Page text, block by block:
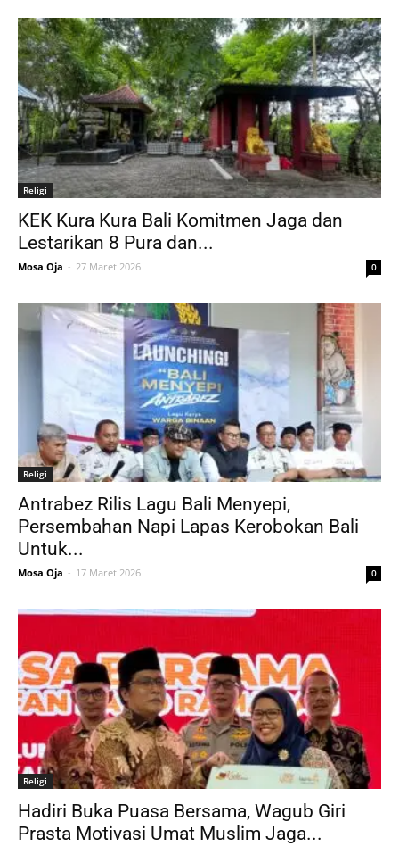
Religi
KEK Kura Kura Bali Komitmen Jaga dan
Lestarikan 8 Pura dan...
Mosa Oja - 27 Maret 2026 0
Religi
Antrabez Rilis Lagu Bali Menyepi,
Persembahan Napi Lapas Kerobokan Bali
Untuk...
Mosa Oja - 17 Maret 2026 0
Religi
Hadiri Buka Puasa Bersama, Wagub Giri
Prasta Motivasi Umat Muslim Jaga...